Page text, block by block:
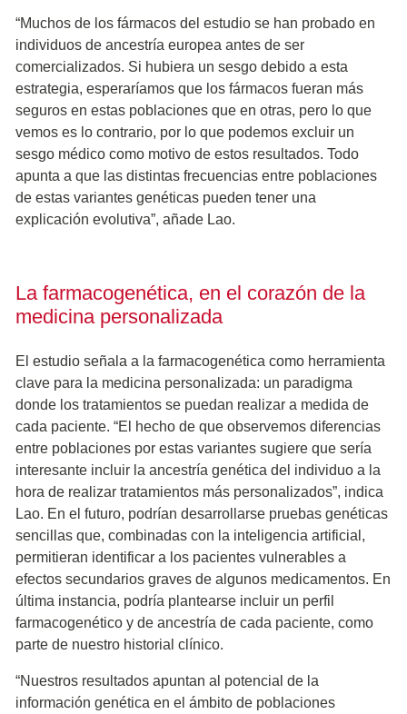
“Muchos de los fármacos del estudio se han probado en
individuos de ancestría europea antes de ser
comercializados. Si hubiera un sesgo debido a esta
estrategia, esperaríamos que los fármacos fueran más
seguros en estas poblaciones que en otras, pero lo que
vemos es lo contrario, por lo que podemos excluir un
sesgo médico como motivo de estos resultados. Todo
apunta a que las distintas frecuencias entre poblaciones
de estas variantes genéticas pueden tener una
explicación evolutiva”, añade Lao.
La farmacogenética, en el corazón de la
medicina personalizada
El estudio señala a la farmacogenética como herramienta
clave para la medicina personalizada: un paradigma
donde los tratamientos se puedan realizar a medida de
cada paciente. “El hecho de que observemos diferencias
entre poblaciones por estas variantes sugiere que sería
interesante incluir la ancestría genética del individuo a la
hora de realizar tratamientos más personalizados”, indica
Lao. En el futuro, podrían desarrollarse pruebas genéticas
sencillas que, combinadas con la inteligencia artificial,
permitieran identificar a los pacientes vulnerables a
efectos secundarios graves de algunos medicamentos. En
última instancia, podría plantearse incluir un perfil
farmacogenético y de ancestría de cada paciente, como
parte de nuestro historial clínico.
“Nuestros resultados apuntan al potencial de la
información genética en el ámbito de poblaciones